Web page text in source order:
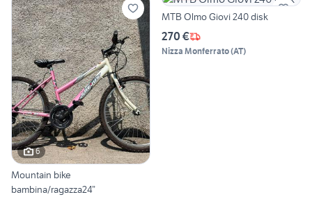
6
Mountain bike
bambina/ragazza24”
MTB Olmo Giovi 240 disk
270 €
Nizza Monferrato(AT)